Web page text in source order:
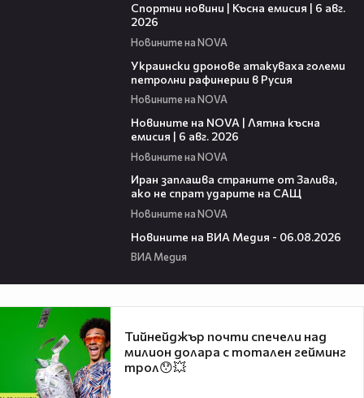
Спортни новини | Късна емисия | 6 авг.
2026
Новините на NOVA
Украински дронове атакуваха големи
петролни рафинерии в Русия
Новините на NOVA
Новините на NOVA | Лятна късна
емисия | 6 авг. 2026
Новините на NOVA
Иран заплашва страните от Залива,
ако не спрат ударите на САЩ
Новините на NOVA
Новините на ВИА Медия - 06.08.2026
ВИА Медия
Тийнейджър почти спечели над
милион долара с тотален гейминг
трол😯💥